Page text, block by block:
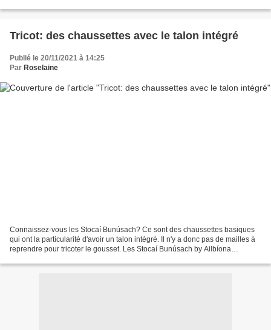
Tricot: des chaussettes avec le talon intégré
Publié le 20/11/2021 à 14:25
Par Roselaine
Connaissez-vous les Stocaí Bunúsach? Ce sont des chaussettes basiques
qui ont la particularité d'avoir un talon intégré. Il n'y a donc pas de mailles à
reprendre pour tricoter le gousset. Les Stocaí Bunúsach by Ailbíona